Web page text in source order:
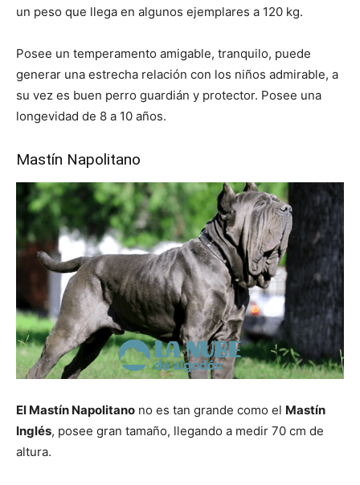
un peso que llega en algunos ejemplares a 120 kg.
Posee un temperamento amigable, tranquilo, puede
generar una estrecha relación con los niños admirable, a
su vez es buen perro guardián y protector. Posee una
longevidad de 8 a 10 años.
Mastín Napolitano
El Mastín Napolitano no es tan grande como el Mastín
Inglés, posee gran tamaño, llegando a medir 70 cm de
altura.